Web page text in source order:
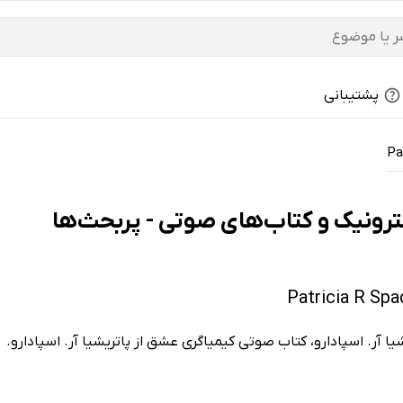
پشتیبانی
آر. اسپادارو، کتاب صوتی کیمیاگری عشق از پاتریشیا آر. اسپادارو.